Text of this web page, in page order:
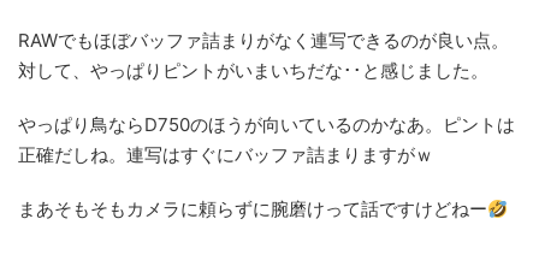
RAWでもほぼバッファ詰まりがなく連写できるのが良い点。
対して、やっぱりピントがいまいちだな･･と感じました。
やっぱり鳥ならD750のほうが向いているのかなあ。ピントは
正確だしね。連写はすぐにバッファ詰まりますがｗ
まあそもそもカメラに頼らずに腕磨けって話ですけどねー